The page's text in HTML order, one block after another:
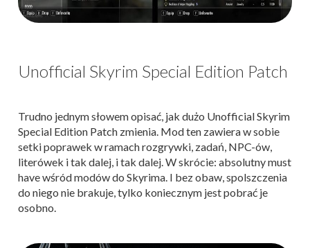
Unofficial Skyrim Special Edition Patch
Trudno jednym słowem opisać, jak dużo Unofficial Skyrim
Special Edition Patch zmienia. Mod ten zawiera w sobie
setki poprawek w ramach rozgrywki, zadań, NPC-ów,
literówek i tak dalej, i tak dalej. W skrócie: absolutny must
have wśród modów do Skyrima. I bez obaw, spolszczenia
do niego nie brakuje, tylko koniecznym jest pobrać je
osobno.